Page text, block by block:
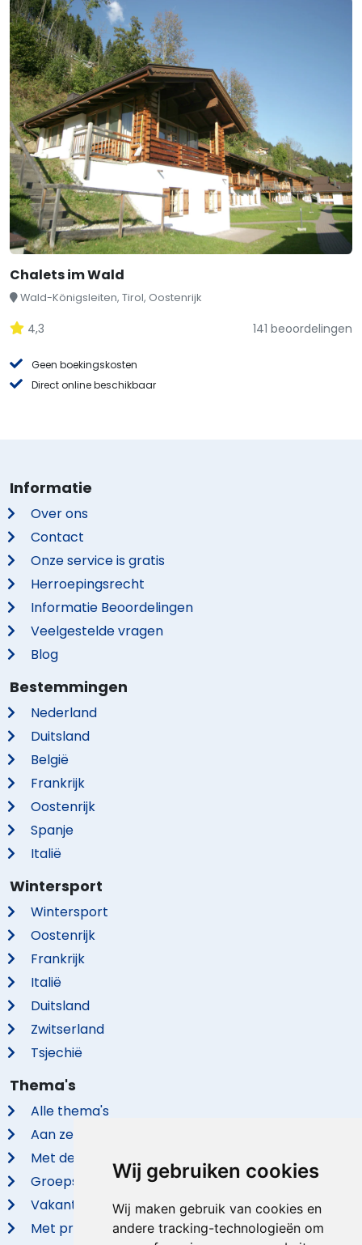
Wij gebruiken cookies
Wij maken gebruik van cookies en
andere tracking-technologieën om
Chalets im Wald
Wald-Königsleiten, Tirol, Oostenrijk
4,3 141 beoordelingen
Geen boekingskosten
Direct online beschikbaar
Informatie
Over ons
Contact
Onze service is gratis
Herroepingsrecht
Informatie Beoordelingen
Veelgestelde vragen
Blog
Bestemmingen
Nederland
Duitsland
België
Frankrijk
Oostenrijk
Spanje
Italië
Wintersport
Wintersport
Oostenrijk
Frankrijk
Italië
Duitsland
Zwitserland
Tsjechië
Thema's
Alle thema's
Aan zee
Met de hond
Groepsaccommodaties
Vakantieparken
Met privé zwembad